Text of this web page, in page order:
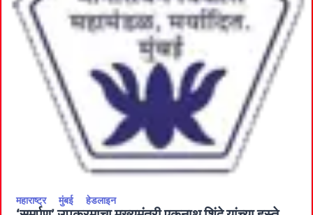
महाराष्ट्र मुंबई हेडलाइन